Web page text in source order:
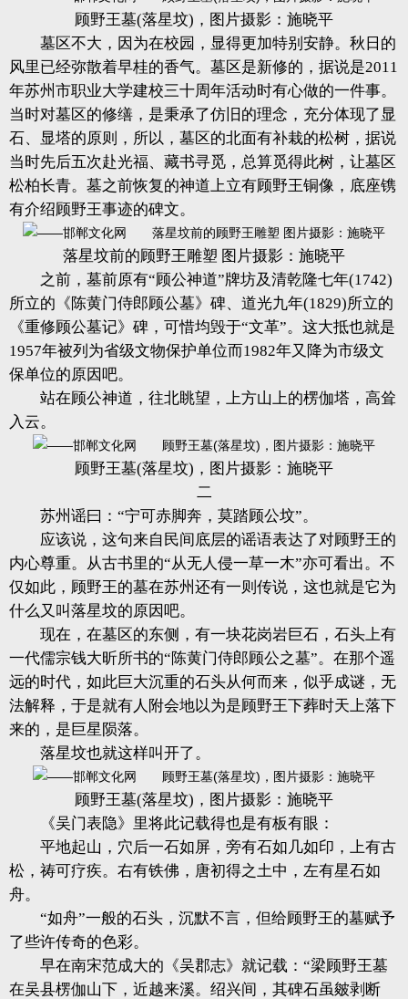
顾野王墓(落星坟)，图片摄影：施晓平
墓区不大，因为在校园，显得更加特别安静。秋日的
风里已经弥散着早桂的香气。墓区是新修的，据说是2011
年苏州市职业大学建校三十周年活动时有心做的一件事。
当时对墓区的修缮，是秉承了仿旧的理念，充分体现了显
石、显塔的原则，所以，墓区的北面有补栽的松树，据说
当时先后五次赴光福、藏书寻觅，总算觅得此树，让墓区
松柏长青。墓之前恢复的神道上立有顾野王铜像，底座镌
有介绍顾野王事迹的碑文。
落星坟前的顾野王雕塑 图片摄影：施晓平
之前，墓前原有“顾公神道”牌坊及清乾隆七年(1742)
所立的《陈黄门侍郎顾公墓》碑、道光九年(1829)所立的
《重修顾公墓记》碑，可惜均毁于“文革”。这大抵也就是
1957年被列为省级文物保护单位而1982年又降为市级文
保单位的原因吧。
站在顾公神道，往北眺望，上方山上的楞伽塔，高耸
入云。
顾野王墓(落星坟)，图片摄影：施晓平
二
苏州谣曰：“宁可赤脚奔，莫踏顾公坟”。
应该说，这句来自民间底层的谣语表达了对顾野王的
内心尊重。从古书里的“从无人侵一草一木”亦可看出。不
仅如此，顾野王的墓在苏州还有一则传说，这也就是它为
什么又叫落星坟的原因吧。
现在，在墓区的东侧，有一块花岗岩巨石，石头上有
一代儒宗钱大昕所书的“陈黄门侍郎顾公之墓”。在那个遥
远的时代，如此巨大沉重的石头从何而来，似乎成谜，无
法解释，于是就有人附会地以为是顾野王下葬时天上落下
来的，是巨星陨落。
落星坟也就这样叫开了。
顾野王墓(落星坟)，图片摄影：施晓平
《吴门表隐》里将此记载得也是有板有眼：
平地起山，穴后一石如屏，旁有石如几如印，上有古
松，祷可疗疾。右有铁佛，唐初得之土中，左有星石如
舟。
“如舟”一般的石头，沉默不言，但给顾野王的墓赋予
了些许传奇的色彩。
早在南宋范成大的《吴郡志》就记载：“梁顾野王墓
在吴县楞伽山下，近越来溪。绍兴间，其碑石虽皴剥断